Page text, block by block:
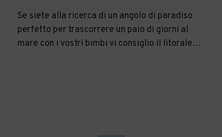
Se siete alla ricerca di un angolo di paradiso
perfetto per trascorrere un paio di giorni al
mare con i vostri bimbi vi consiglio il litorale…